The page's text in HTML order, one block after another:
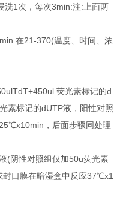
洗1次，每次3min:注:上面两
在21-370(温度、时间、浓
荧光素标记的d
素标记的dUTP液，阳性对照
，后面步骤同处理
(阴性对照组仅加50u荧光素
口膜在暗湿盒中反应37℃x1